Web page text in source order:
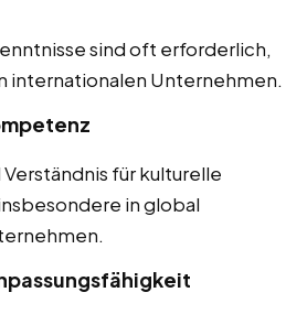
sind oft erforderlich,
internationalen Unternehmen.
für kulturelle
in global